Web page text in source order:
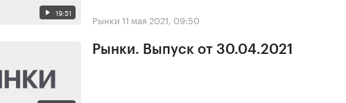
19:51 Рынки 11 мая 2021, 09:50
Рынки. Выпуск от 30.04.2021